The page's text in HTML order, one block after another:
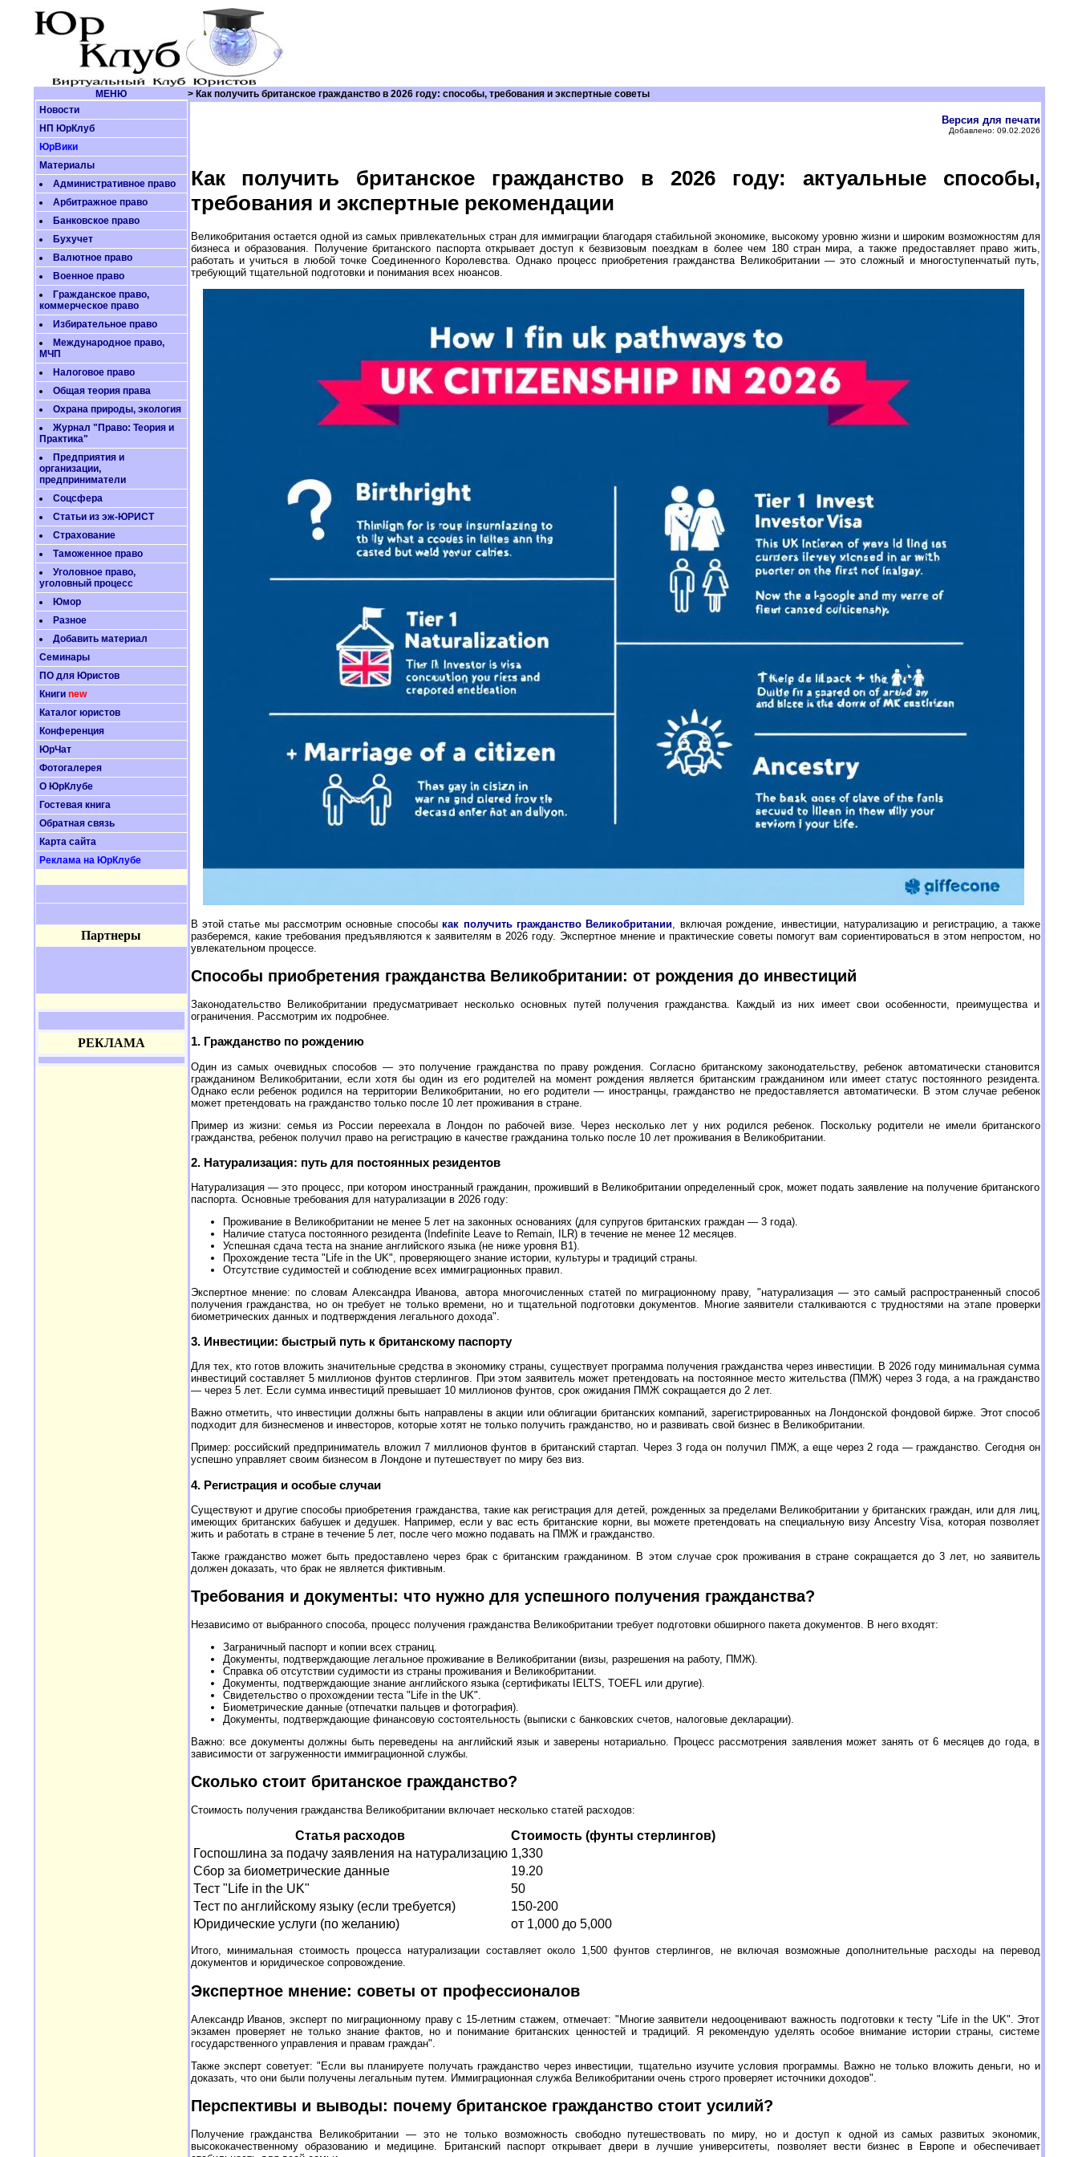
МЕНЮ
> Как получить британское гражданство в 2026 году: способы, требования и экспертные советы
Новости
НП ЮрКлуб
ЮрВики
Материалы
Административное право
Арбитражное право
Банковское право
Бухучет
Валютное право
Военное право
Гражданское право,
коммерческое право
Избирательное право
Международное право,
МЧП
Налоговое право
Общая теория права
Охрана природы, экология
Журнал "Право: Теория и
Практика"
Предприятия и
организации,
предприниматели
Соцсфера
Статьи из эж-ЮРИСТ
Страхование
Таможенное право
Уголовное право,
уголовный процесс
Юмор
Разное
Добавить материал
Семинары
ПО для Юристов
Книги new
Каталог юристов
Конференция
ЮрЧат
Фотогалерея
О ЮрКлубе
Гостевая книга
Обратная связь
Карта сайта
Реклама на ЮрКлубе
Партнеры
РЕКЛАМА
Версия для печати
Добавлено: 09.02.2026
Как получить британское гражданство в 2026 году: актуальные способы,
требования и экспертные рекомендации
Великобритания остается одной из самых привлекательных стран для иммиграции благодаря стабильной экономике, высокому уровню жизни и широким возможностям для
бизнеса и образования. Получение британского паспорта открывает доступ к безвизовым поездкам в более чем 180 стран мира, а также предоставляет право жить,
работать и учиться в любой точке Соединенного Королевства. Однако процесс приобретения гражданства Великобритании — это сложный и многоступенчатый путь,
требующий тщательной подготовки и понимания всех нюансов.
В этой статье мы рассмотрим основные способыкак получить гражданство Великобритании , включая рождение, инвестиции, натурализацию и регистрацию, а также
разберемся, какие требования предъявляются к заявителям в 2026 году. Экспертное мнение и практические советы помогут вам сориентироваться в этом непростом, но
увлекательном процессе.
Способы приобретения гражданства Великобритании: от рождения до инвестиций
Законодательство Великобритании предусматривает несколько основных путей получения гражданства. Каждый из них имеет свои особенности, преимущества и
ограничения. Рассмотрим их подробнее.
1. Гражданство по рождению
Один из самых очевидных способов — это получение гражданства по праву рождения. Согласно британскому законодательству, ребенок автоматически становится
гражданином Великобритании, если хотя бы один из его родителей на момент рождения является британским гражданином или имеет статус постоянного резидента.
Однако если ребенок родился на территории Великобритании, но его родители — иностранцы, гражданство не предоставляется автоматически. В этом случае ребенок
может претендовать на гражданство только после 10 лет проживания в стране.
Пример из жизни: семья из России переехала в Лондон по рабочей визе. Через несколько лет у них родился ребенок. Поскольку родители не имели британского
гражданства, ребенок получил право на регистрацию в качестве гражданина только после 10 лет проживания в Великобритании.
2. Натурализация: путь для постоянных резидентов
Натурализация — это процесс, при котором иностранный гражданин, проживший в Великобритании определенный срок, может подать заявление на получение британского
паспорта. Основные требования для натурализации в 2026 году:
Проживание в Великобритании не менее 5 лет на законных основаниях (для супругов британских граждан — 3 года).
Наличие статуса постоянного резидента (Indefinite Leave to Remain, ILR) в течение не менее 12 месяцев.
Успешная сдача теста на знание английского языка (не ниже уровня B1).
Прохождение теста "Life in the UK", проверяющего знание истории, культуры и традиций страны.
Отсутствие судимостей и соблюдение всех иммиграционных правил.
Экспертное мнение: по словам Александра Иванова, автора многочисленных статей по миграционному праву, "натурализация — это самый распространенный способ
получения гражданства, но он требует не только времени, но и тщательной подготовки документов. Многие заявители сталкиваются с трудностями на этапе проверки
биометрических данных и подтверждения легального дохода".
3. Инвестиции: быстрый путь к британскому паспорту
Для тех, кто готов вложить значительные средства в экономику страны, существует программа получения гражданства через инвестиции. В 2026 году минимальная сумма
инвестиций составляет 5 миллионов фунтов стерлингов. При этом заявитель может претендовать на постоянное место жительства (ПМЖ) через 3 года, а на гражданство
— через 5 лет. Если сумма инвестиций превышает 10 миллионов фунтов, срок ожидания ПМЖ сокращается до 2 лет.
Важно отметить, что инвестиции должны быть направлены в акции или облигации британских компаний, зарегистрированных на Лондонской фондовой бирже. Этот способ
подходит для бизнесменов и инвесторов, которые хотят не только получить гражданство, но и развивать свой бизнес в Великобритании.
Пример: российский предприниматель вложил 7 миллионов фунтов в британский стартап. Через 3 года он получил ПМЖ, а еще через 2 года — гражданство. Сегодня он
успешно управляет своим бизнесом в Лондоне и путешествует по миру без виз.
4. Регистрация и особые случаи
Существуют и другие способы приобретения гражданства, такие как регистрация для детей, рожденных за пределами Великобритании у британских граждан, или для лиц,
имеющих британских бабушек и дедушек. Например, если у вас есть британские корни, вы можете претендовать на специальную визу Ancestry Visa, которая позволяет
жить и работать в стране в течение 5 лет, после чего можно подавать на ПМЖ и гражданство.
Также гражданство может быть предоставлено через брак с британским гражданином. В этом случае срок проживания в стране сокращается до 3 лет, но заявитель
должен доказать, что брак не является фиктивным.
Требования и документы: что нужно для успешного получения гражданства?
Независимо от выбранного способа, процесс получения гражданства Великобритании требует подготовки обширного пакета документов. В него входят:
Заграничный паспорт и копии всех страниц.
Документы, подтверждающие легальное проживание в Великобритании (визы, разрешения на работу, ПМЖ).
Справка об отсутствии судимости из страны проживания и Великобритании.
Документы, подтверждающие знание английского языка (сертификаты IELTS, TOEFL или другие).
Свидетельство о прохождении теста "Life in the UK".
Биометрические данные (отпечатки пальцев и фотография).
Документы, подтверждающие финансовую состоятельность (выписки с банковских счетов, налоговые декларации).
Важно: все документы должны быть переведены на английский язык и заверены нотариально. Процесс рассмотрения заявления может занять от 6 месяцев до года, в
зависимости от загруженности иммиграционной службы.
Сколько стоит британское гражданство?
Стоимость получения гражданства Великобритании включает несколько статей расходов:
Статья расходов
Стоимость (фунты стерлингов)
Госпошлина за подачу заявления на натурализацию 1,330
Сбор за биометрические данные
19.20
Тест "Life in the UK"
50
Тест по английскому языку (если требуется)
150-200
Юридические услуги (по желанию)
от 1,000 до 5,000
Итого, минимальная стоимость процесса натурализации составляет около 1,500 фунтов стерлингов, не включая возможные дополнительные расходы на перевод
документов и юридическое сопровождение.
Экспертное мнение: советы от профессионалов
Александр Иванов, эксперт по миграционному праву с 15-летним стажем, отмечает: "Многие заявители недооценивают важность подготовки к тесту "Life in the UK". Этот
экзамен проверяет не только знание фактов, но и понимание британских ценностей и традиций. Я рекомендую уделять особое внимание истории страны, системе
государственного управления и правам граждан".
Также эксперт советует: "Если вы планируете получать гражданство через инвестиции, тщательно изучите условия программы. Важно не только вложить деньги, но и
доказать, что они были получены легальным путем. Иммиграционная служба Великобритании очень строго проверяет источники доходов".
Перспективы и выводы: почему британское гражданство стоит усилий?
Получение гражданства Великобритании — это не только возможность свободно путешествовать по миру, но и доступ к одной из самых развитых экономик,
высококачественному образованию и медицине. Британский паспорт открывает двери в лучшие университеты, позволяет вести бизнес в Европе и обеспечивает